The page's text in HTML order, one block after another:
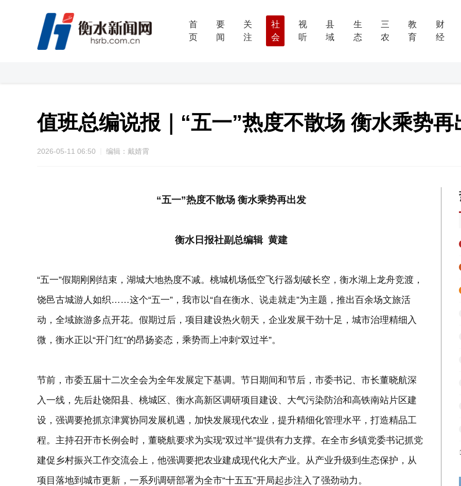
首
页
要
闻
关
注
社
会
视
听
县
域
生
态
三
农
教
育
财
经
值班总编说报｜“五一”热度不散场 衡水乘势再
2026-05-11 06:50 编辑：戴婧霄
“五一”热度不散场 衡水乘势再出发
衡水日报社副总编辑 黄建
“五一”假期刚刚结束，湖城大地热度不减。桃城机场低空飞行器划破长空，衡水湖上龙舟竞渡，
饶邑古城游人如织……这个“五一”，我市以“自在衡水、说走就走”为主题，推出百余场文旅活
动，全域旅游多点开花。假期过后，项目建设热火朝天，企业发展干劲十足，城市治理精细入
微，衡水正以“开门红”的昂扬姿态，乘势而上冲刺“双过半”。
节前，市委五届十二次全会为全年发展定下基调。节日期间和节后，市委书记、市长董晓航深
入一线，先后赴饶阳县、桃城区、衡水高新区调研项目建设、大气污染防治和高铁南站片区建
设，强调要抢抓京津冀协同发展机遇，加快发展现代农业，提升精细化管理水平，打造精品工
程。主持召开市长例会时，董晓航要求为实现“双过半”提供有力支撑。在全市乡镇党委书记抓党
建促乡村振兴工作交流会上，他强调要把农业建成现代化大产业。从产业升级到生态保护，从
项目落地到城市更新，一系列调研部署为全市“十五五”开局起步注入了强劲动力。